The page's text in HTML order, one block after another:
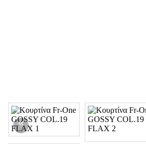
Clubs
Εστιατόρια
&